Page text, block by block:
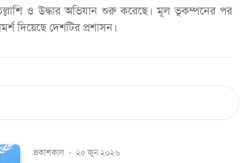
ও উদ্ধার অভিযান শুরু করেছে। মূল ভূকম্পনের পর
দিয়েছে দেশটির প্রশাসন।
প্রকাশকাল - ২৫ জুন ২০২৬